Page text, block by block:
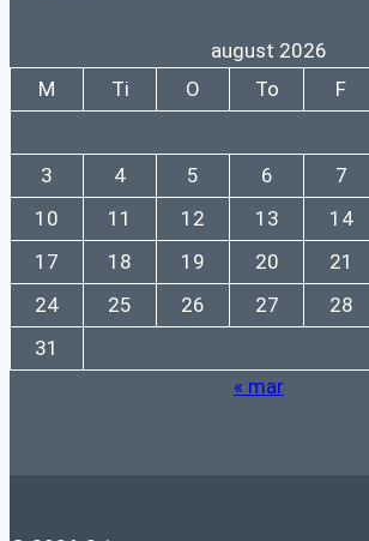
august 2026
M
Ti O To F
3
4 5 6 7
10
11 12 13 14
17
18 19 20 21
24
25 26 27 28
31
« mar